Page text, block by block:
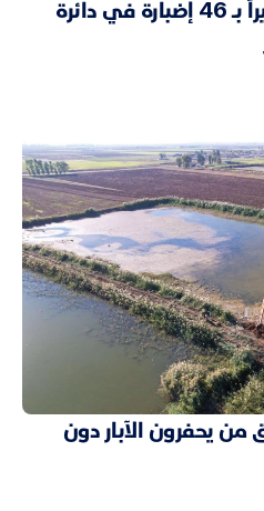
النزاهة تضبط تلاعباً وتزويراً بـ 46 إضبارة في دائرة
من يحفرون الآبار دون